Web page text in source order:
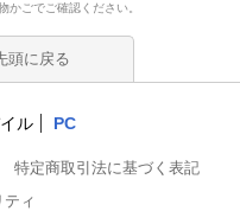
かごでご確認ください。
頭に戻る
ル PC
特定商取引法に基づく表記
ィ